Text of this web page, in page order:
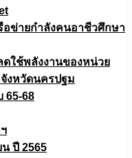
อข่ายกำลังคนอาชีวศึกษา
ดใช้พลังงานของหน่วย
งหวัดนครปฐม
65-68
ปี 2565